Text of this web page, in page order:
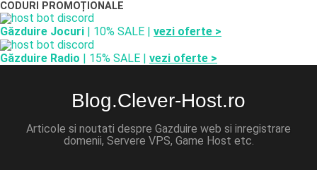
CODURI PROMOȚIONALE
Găzduire Jocuri | 10% SALE | vezi oferte >
Găzduire Radio | 15% SALE | vezi oferte >
Blog.Clever-Host.ro
Articole si noutati despre Gazduire web si inregistrare
domenii, Servere VPS, Game Host etc.